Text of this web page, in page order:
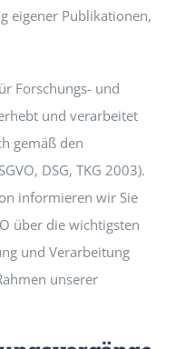
eigener Publikationen,
Forschungs- und
und verarbeitet
gemäß den
DSG, TKG 2003).
informieren wir Sie
über die wichtigsten
und Verarbeitung
unserer